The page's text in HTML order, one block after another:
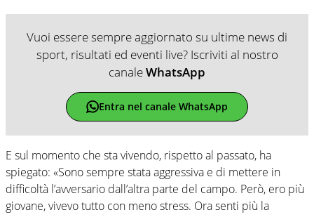
Vuoi essere sempre aggiornato su ultime news di
sport, risultati ed eventi live? Iscriviti al nostro
canaleWhatsApp
Entra nel canale WhatsApp
E sul momento che sta vivendo, rispetto al passato, ha
spiegato: «Sono sempre stata aggressiva e di mettere in
difficoltà l’avversario dall’altra parte del campo. Però, ero più
giovane, vivevo tutto con meno stress. Ora senti più la